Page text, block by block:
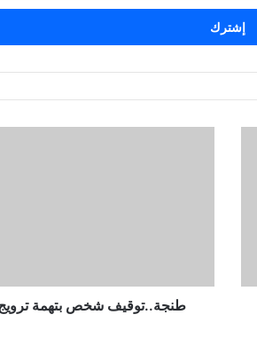
طنجة..توقيف شخص بتهمة